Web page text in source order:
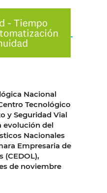
Nacional
Tecnológico
y Seguridad Vial
evolución del
Nacionales
Empresaria de
(CEDOL),
de noviembre